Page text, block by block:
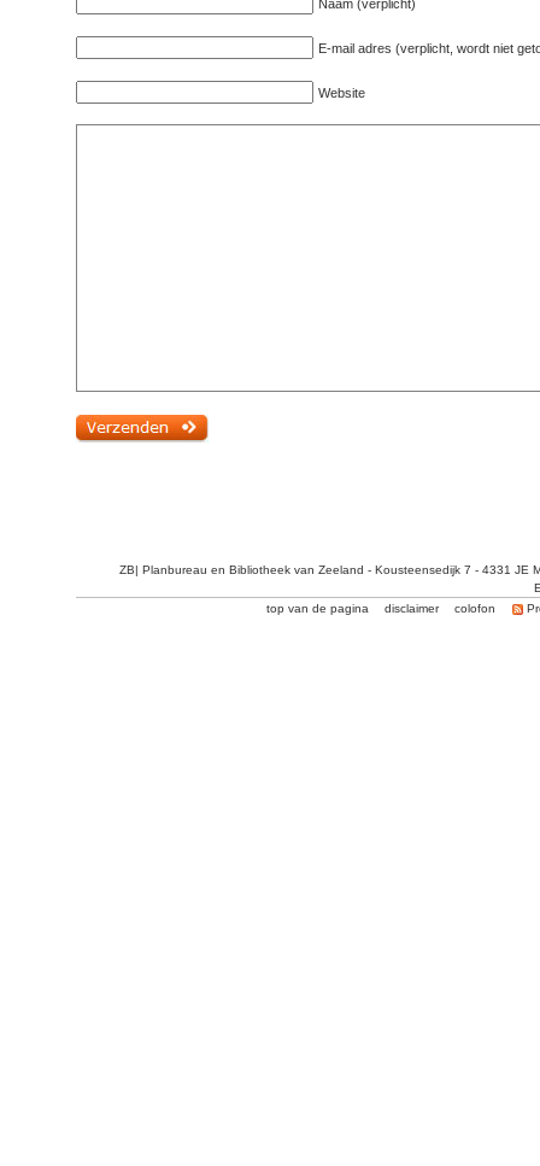
Naam (verplicht)
E-mail adres (verplicht, wordt niet
Website
ZB| Planbureau en Bibliotheek van Zeeland - Kousteensedijk 7 - 4331 JE
top van de pagina
disclaimer colofon